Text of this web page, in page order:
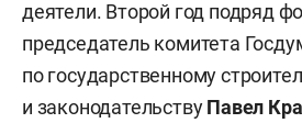
деятели. Второй год подряд
председатель комитета
по государственному
и законодательствуПавел